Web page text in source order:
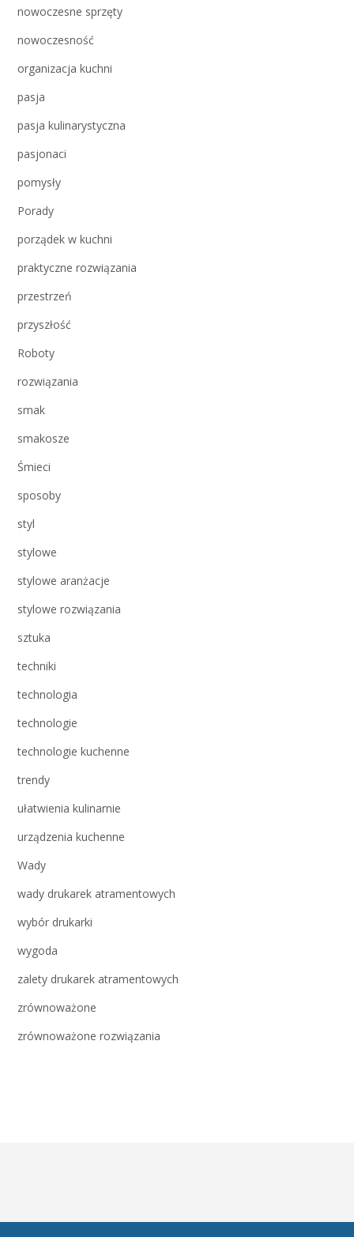
nowoczesne sprzęty
nowoczesność
organizacja kuchni
pasja
pasja kulinarystyczna
pasjonaci
pomysły
Porady
porządek w kuchni
praktyczne rozwiązania
przestrzeń
przyszłość
Roboty
rozwiązania
smak
smakosze
Śmieci
sposoby
styl
stylowe
stylowe aranżacje
stylowe rozwiązania
sztuka
techniki
technologia
technologie
technologie kuchenne
trendy
ułatwienia kulinarnie
urządzenia kuchenne
Wady
wady drukarek atramentowych
wybór drukarki
wygoda
zalety drukarek atramentowych
zrównoważone
zrównoważone rozwiązania